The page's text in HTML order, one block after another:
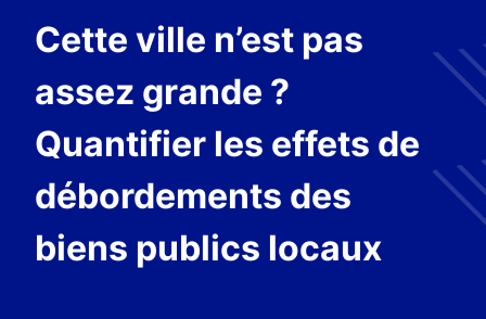
Cette ville n’est pas
assez grande ?
Quantifier les effets de
débordements des
biens publics locaux